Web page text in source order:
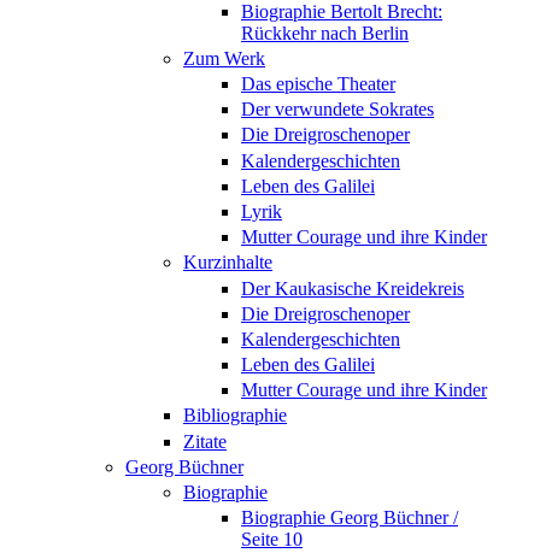
Biographie Bertolt Brecht:
Rückkehr nach Berlin
Zum Werk
Das epische Theater
Der verwundete Sokrates
Die Dreigroschenoper
Kalendergeschichten
Leben des Galilei
Lyrik
Mutter Courage und ihre Kinder
Kurzinhalte
Der Kaukasische Kreidekreis
Die Dreigroschenoper
Kalendergeschichten
Leben des Galilei
Mutter Courage und ihre Kinder
Bibliographie
Zitate
Georg Büchner
Biographie
Biographie Georg Büchner /
Seite 10